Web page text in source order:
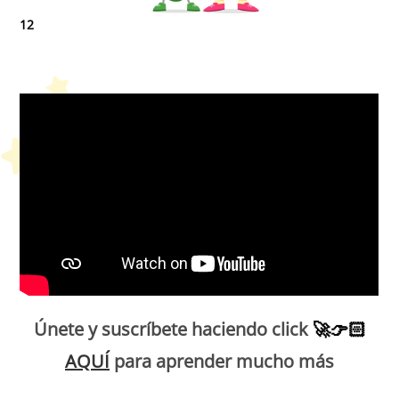
12
Únete y suscríbete haciendo click🚀👉🏻
AQUÍ para aprender mucho más